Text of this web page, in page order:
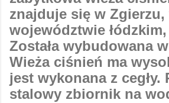
znajduje się w Zgierzu,
województwie
Została wybudowana
Wieża ciśnień ma
jest wykonana z cegły.
stalowy zbiornik na